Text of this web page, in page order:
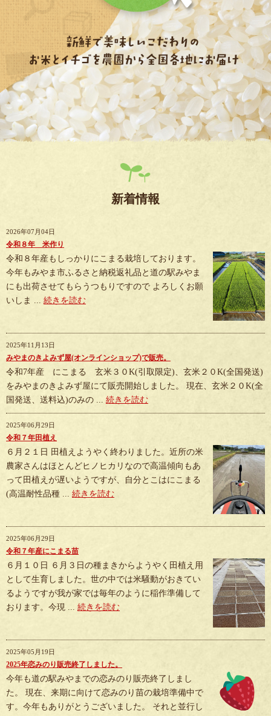
新着情報
2026年07月04日
令和８年 米作り
令和８年産もしっかりにこまる栽培しております。
今年もみやま市ふるさと納税返礼品と道の駅みやま
にも出荷させてもらうつもりですので よろしくお願
いしま ... 続きを読む
2025年11月13日
みやまのきよみず屋(オンラインショップ)で販売。
令和7年産 にこまる 玄米３０K(引取限定)、玄米２０K(全国発送)
をみやまのきよみず屋にて販売開始しました。 現在、玄米２０K(全
国発送、送料込)のみの ... 続きを読む
2025年06月29日
令和７年田植え
６月２１日 田植えようやく終わりました。近所の米
農家さんはほとんどヒノヒカリなので高温傾向もあ
って田植えが遅いようですが、自分とこはにこまる
(高温耐性品種 ... 続きを読む
2025年06月29日
令和７年産にこまる苗
６月１０日 ６月３日の種まきからようやく田植え用
として生育しました。世の中では米騒動がおきてい
るようですが我が家では毎年のように稲作準備して
おります。今現 ... 続きを読む
2025年05月19日
2025年恋みのり販売終了しました。
今年も道の駅みやまでの恋みのり販売終了しまし
た。 現在、来期に向けて恋みのり苗の栽培準備中で
す。今年もありがとうございました。 それと並行し